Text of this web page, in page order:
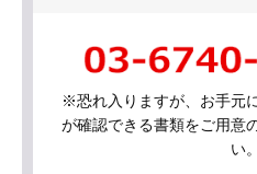
※恐れ入りますが、お手元
が確認できる書類をご用意
い。